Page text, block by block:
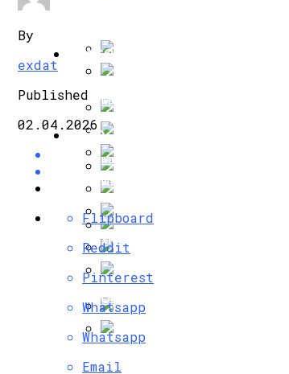
Что Такое Алюминиевые
Современное
Способы Выпуска
Насколько Важно
КРАСОТА И ЗДОРОВЬЕ
Медидерма Пилинги:
Миндальный Пилинг Для
Лактолан Пилинг Крем Холи
Химический Пилинг:
Ретиноевый Пилинг:
АВТО
Искусство Детейлинга: Как
Упаковка И Оформление
Особенности
By
exdat
Published
02.04.2026
Flipboard
Reddit
Pinterest
Whatsapp
Whatsapp
Email